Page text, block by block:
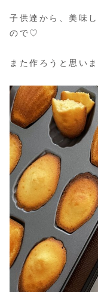
子供達から、美味
ので♡
また作ろうと思い